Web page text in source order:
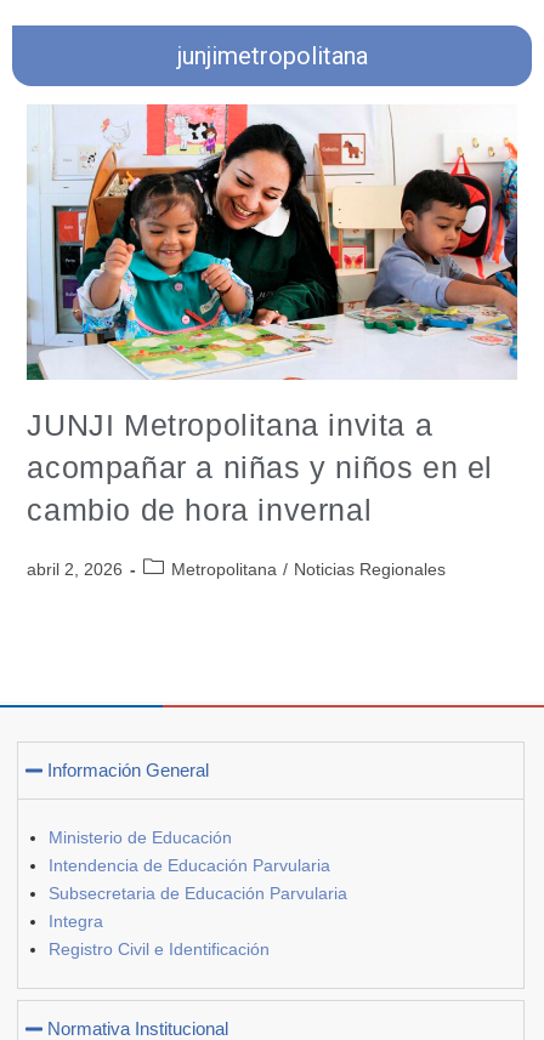
junjimetropolitana
JUNJI Metropolitana invita a
acompañar a niñas y niños en el
cambio de hora invernal
abril 2, 2026 Metropolitana / Noticias Regionales
Información General
Ministerio de Educación
Intendencia de Educación Parvularia
Subsecretaria de Educación Parvularia
Integra
Registro Civil e Identificación
Normativa Institucional